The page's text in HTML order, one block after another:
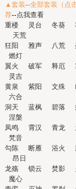
▲套装--全部套装（
荐--点我查看
重楼
灵台 冬葵
天荒
狂阳
雅声 八荒
燃灯
翼火
破军 释厄
灵吉
黄泉
紫阳 文殊
六合
洞天
蓝枫 碧落
涅槃
凤鸣
霄汉 青龙
梵音
勾陈
断雁 浴火
昂日
龙殇
锁云 焚影
魔心